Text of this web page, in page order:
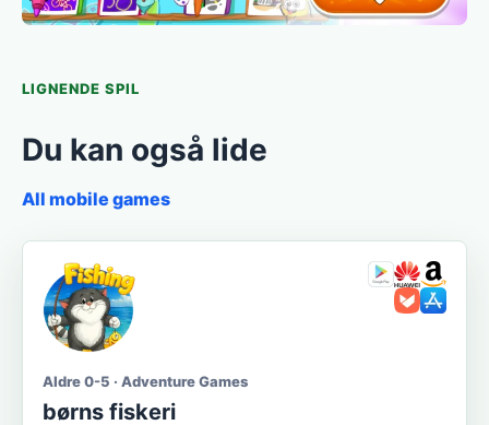
LIGNENDE SPIL
Du kan også lide
All mobile games
Aldre 0-5 · Adventure Games
børns fiskeri